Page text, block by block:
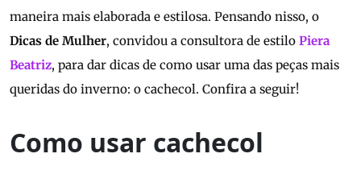
maneira mais elaborada e estilosa. Pensando nisso, o
Dicas de Mulher, convidou a consultora de estilo Piera
Beatriz, para dar dicas de como usar uma das peças mais
queridas do inverno: o cachecol. Confira a seguir!
Como usar cachecol